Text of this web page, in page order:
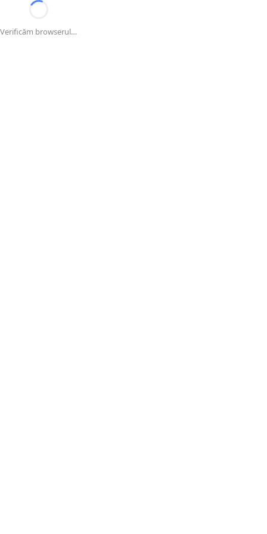
Verificăm browserul…